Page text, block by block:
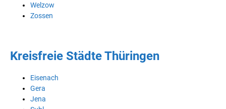
Welzow
Zossen
Kreisfreie Städte Thüringen
Eisenach
Gera
Jena